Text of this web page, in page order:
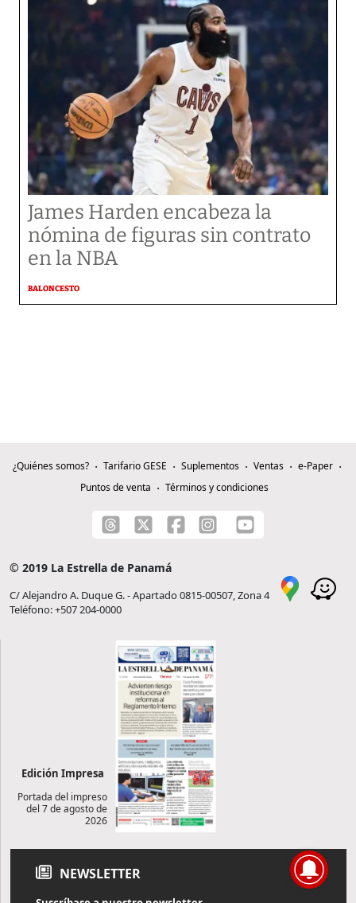
James Harden encabeza la
nómina de figuras sin contrato
en la NBA
BALONCESTO
¿Quiénes somos? Tarifario GESE Suplementos Ventas
e-Paper
Puntos de venta
Términos y condiciones
© 2019 La Estrella de Panamá
C/ Alejandro A. Duque G. - Apartado 0815-00507, Zona 4
Teléfono: +507 204-0000
Edición Impresa
Portada del impreso
del 7 de agosto de
2026
NEWSLETTER